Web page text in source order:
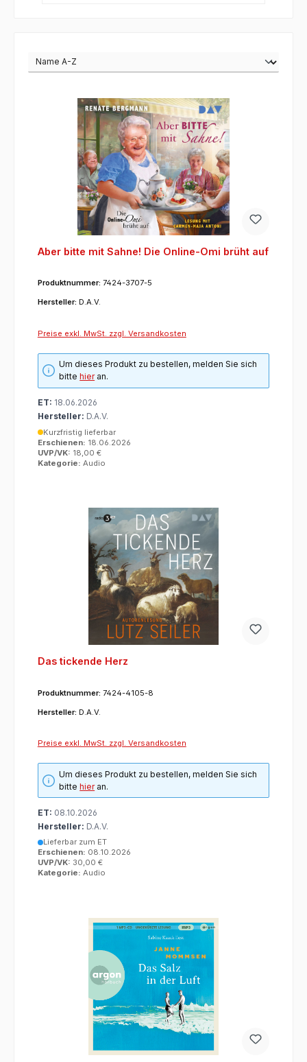
Aber bitte mit Sahne! Die Online-Omi brüht auf
Produktnummer: 7424-3707-5
Hersteller: D.A.V.
Preise exkl. MwSt. zzgl. Versandkosten
Um dieses Produkt zu bestellen, melden Sie sich
bittehieran.
ET: 18.06.2026
Hersteller: D.A.V.
Kurzfristig lieferbar
Erschienen: 18.06.2026
UVP/VK: 18,00 €
Kategorie: Audio
Das tickende Herz
Produktnummer: 7424-4105-8
Hersteller: D.A.V.
Preise exkl. MwSt. zzgl. Versandkosten
Um dieses Produkt zu bestellen, melden Sie sich
bittehieran.
ET: 08.10.2026
Hersteller: D.A.V.
Lieferbar zum ET
Erschienen: 08.10.2026
UVP/VK: 30,00 €
Kategorie: Audio